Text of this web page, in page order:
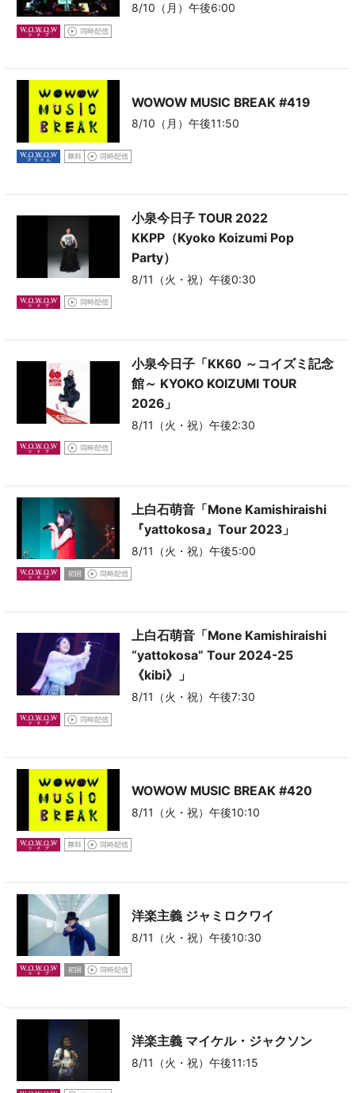
8/10（月）午後6:00
WOWOW MUSIC BREAK #419
8/10（月）午後11:50
小泉今日子 TOUR 2022
KKPP（Kyoko Koizumi Pop
Party）
8/11（火・祝）午後0:30
小泉今日子「KK60 ～コイズミ記念
館～ KYOKO KOIZUMI TOUR
2026」
8/11（火・祝）午後2:30
上白石萌音「Mone Kamishiraishi
『yattokosa』Tour 2023」
8/11（火・祝）午後5:00
上白石萌音「Mone Kamishiraishi
“yattokosa” Tour 2024-25
《kibi》」
8/11（火・祝）午後7:30
WOWOW MUSIC BREAK #420
8/11（火・祝）午後10:10
洋楽主義 ジャミロクワイ
8/11（火・祝）午後10:30
洋楽主義 マイケル・ジャクソン
8/11（火・祝）午後11:15